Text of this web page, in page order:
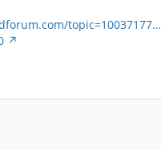
topic=10037177…